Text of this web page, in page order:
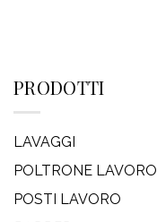
PRODOTTI
LAVAGGI
POLTRONE LAVORO
POSTI LAVORO